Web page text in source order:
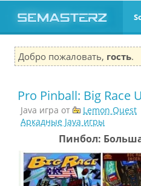
Добро пожаловать, гость.
Pro Pinball: Big Race
Java игра от Lemon Quest
Аркадные Java игры
Пинбол: